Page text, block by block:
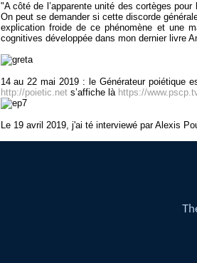
"A côté de l’apparente unité des cortèges
On peut se demander si cette discorde
explication froide de ce phénomène et une
cognitives développée dans mon dernier livre
14 au 22 mai 2019 : le Générateur poiétique
http://poietic.nets’affiche là https://
Le 19 avril 2019, j'ai té interviewé par Alexis